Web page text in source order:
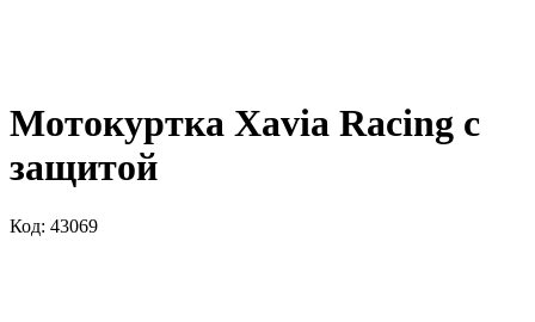
Мотокуртка Xavia Racing с
защитой
Код: 43069